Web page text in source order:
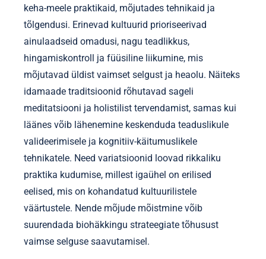
keha-meele praktikaid, mõjutades tehnikaid ja
tõlgendusi. Erinevad kultuurid prioriseerivad
ainulaadseid omadusi, nagu teadlikkus,
hingamiskontroll ja füüsiline liikumine, mis
mõjutavad üldist vaimset selgust ja heaolu. Näiteks
idamaade traditsioonid rõhutavad sageli
meditatsiooni ja holistilist tervendamist, samas kui
läänes võib lähenemine keskenduda teaduslikule
valideerimisele ja kognitiiv-käitumuslikele
tehnikatele. Need variatsioonid loovad rikkaliku
praktika kudumise, millest igaühel on erilised
eelised, mis on kohandatud kultuurilistele
väärtustele. Nende mõjude mõistmine võib
suurendada biohäkkingu strateegiate tõhusust
vaimse selguse saavutamisel.